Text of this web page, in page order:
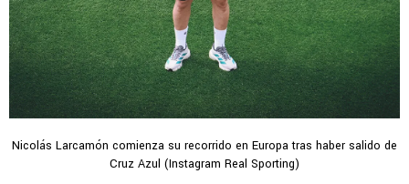
Nicolás Larcamón comienza su recorrido en Europa tras haber salido de
Cruz Azul (Instagram Real Sporting)